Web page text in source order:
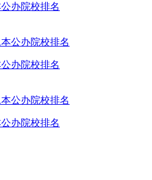
办院校排名
办院校排名
办院校排名